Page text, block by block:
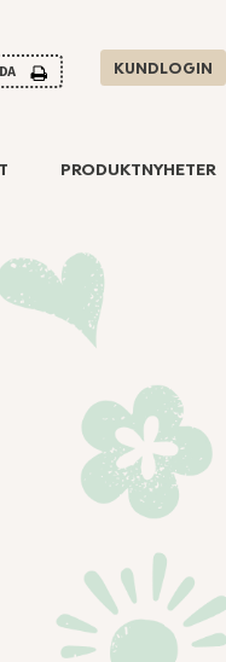
PRODUKTNYHETER
KUNDLOGIN